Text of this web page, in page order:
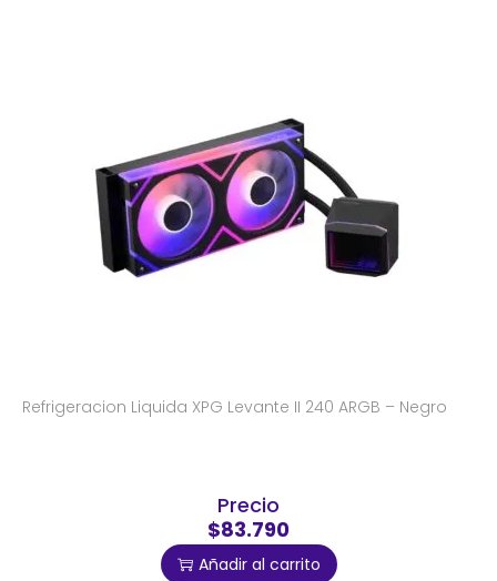
Refrigeracion Liquida XPG Levante II 240 ARGB – Negro
Precio
$83.790
Añadir al carrito